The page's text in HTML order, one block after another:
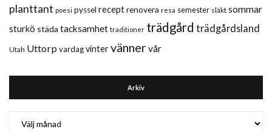
planttant poesi pyssel receptrenovera resa semester släkt sommar
sturkö städa tacksamhet traditioner trädgård trädgårdsland
Utah Uttorp vardagvintervänner vår
Arkiv